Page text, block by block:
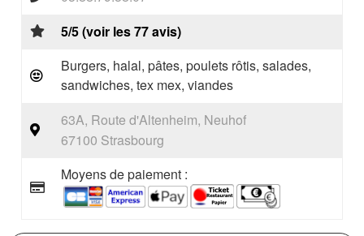
5/5 (voir les 77 avis)
Burgers, halal, pâtes, poulets rôtis, salades,
sandwiches, tex mex, viandes
63A, Route d'Altenheim, Neuhof
67100 Strasbourg
Moyens de paiement :